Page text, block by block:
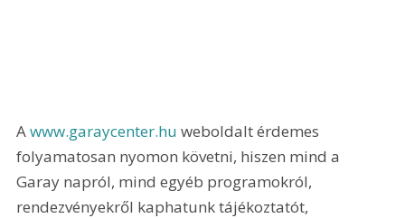
A www.garaycenter.hu weboldalt érdemes
folyamatosan nyomon követni, hiszen mind a
Garay napról, mind egyéb programokról,
rendezvényekről kaphatunk tájékoztatót,